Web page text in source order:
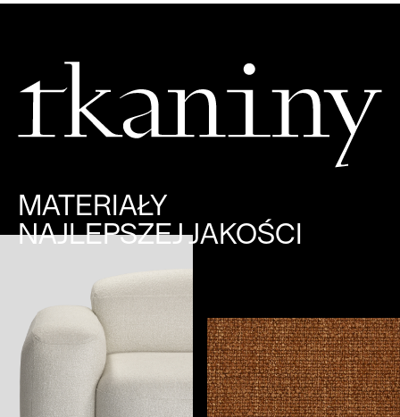
MATERIAŁY
NAJLEPSZEJ JAKOŚCI